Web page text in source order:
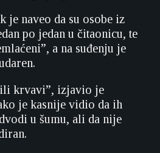
je naveo da su osobe iz
po jedan u čitaonicu, te
a na suđenju je
krvavi”, izjavio je
je kasnije vidio da ih
u šumu, ali da nije